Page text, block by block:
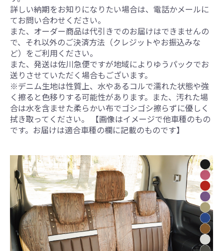
詳しい納期をお知りになりたい場合は、電話かメールに
てお問い合わせください。
また、オーダー商品は代引きでのお届けはできませんの
で、それ以外のご決済方法（クレジットやお振込みな
ど）をご利用ください。
また、発送は佐川急便ですが地域によりゆうパックでお
送りさせていただく場合もございます。
※デニム生地は性質上、水やあるコルで濡れた状態や強
く擦ると色移りする可能性があります。また、汚れた場
合は水を含ませた柔らかい布でゴシゴシ擦らずに優しく
拭き取ってください。 【画像はイメージで他車種のもの
です。お届けは適合車種の欄に記載のものです】